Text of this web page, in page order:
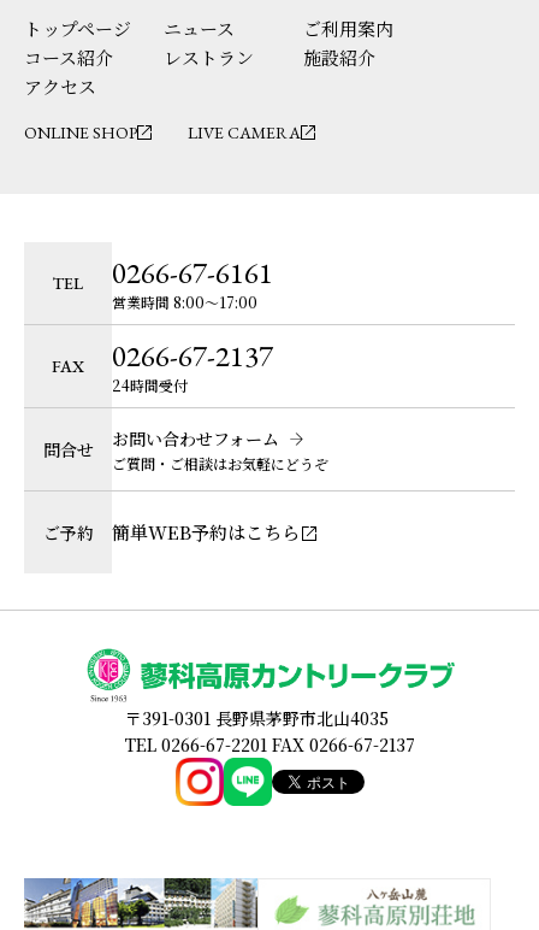
トップページ ニュース
ご利用案内
コース紹介
レストラン
施設紹介
アクセス
ONLINE SHOP LIVE CAMERA
TEL 0266-67-6161
営業時間 8:00〜17:00
FAX 0266-67-2137
24時間受付
問合せ お問い合わせフォーム
ご質問・ご相談はお気軽にどうぞ
ご予約 簡単WEB予約はこちら
〒391-0301 長野県茅野市北山4035
TEL 0266-67-2201 FAX 0266-67-2137